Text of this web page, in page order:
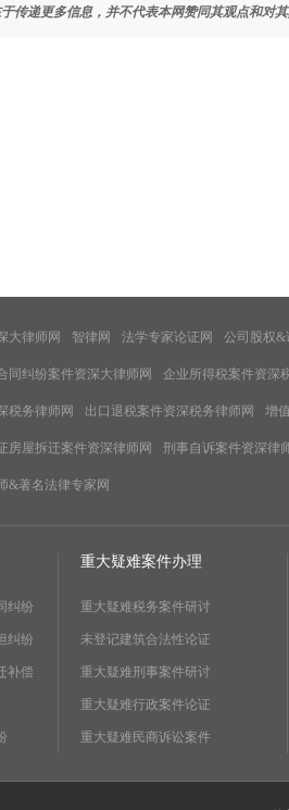
传递更多信息，并不代表本网赞同其观点和对
大律师网 智律网 法学专家论证网 公司股权&
同纠纷案件资深大律师网 企业所得税案件资深
税务律师网 出口退税案件资深税务律师网 增
房屋拆迁案件资深律师网 刑事自诉案件资深律
&著名法律专家网
纠纷
纠纷
补偿
重大疑难案件办理
重大疑难税务案件研讨
未登记建筑合法性论证
重大疑难刑事案件研讨
重大疑难行政案件论证
重大疑难民商诉讼案件